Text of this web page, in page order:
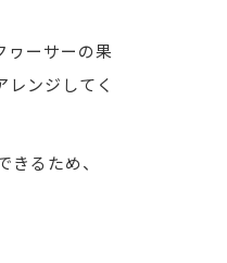
ヮーサーの果
ンジしてく
るため、